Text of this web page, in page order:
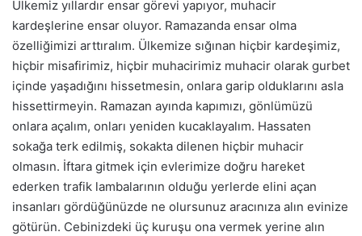
Ülkemiz yıllardır ensar görevi yapıyor, muhacir
kardeşlerine ensar oluyor. Ramazanda ensar olma
özelliğimizi arttıralım. Ülkemize sığınan hiçbir kardeşimiz,
hiçbir misafirimiz, hiçbir muhacirimiz muhacir olarak gurbet
içinde yaşadığını hissetmesin, onlara garip olduklarını asla
hissettirmeyin. Ramazan ayında kapımızı, gönlümüzü
onlara açalım, onları yeniden kucaklayalım. Hassaten
sokağa terk edilmiş, sokakta dilenen hiçbir muhacir
olmasın. İftara gitmek için evlerimize doğru hareket
ederken trafik lambalarının olduğu yerlerde elini açan
insanları gördüğünüzde ne olursunuz aracınıza alın evinize
götürün. Cebinizdeki üç kuruşu ona vermek yerine alın